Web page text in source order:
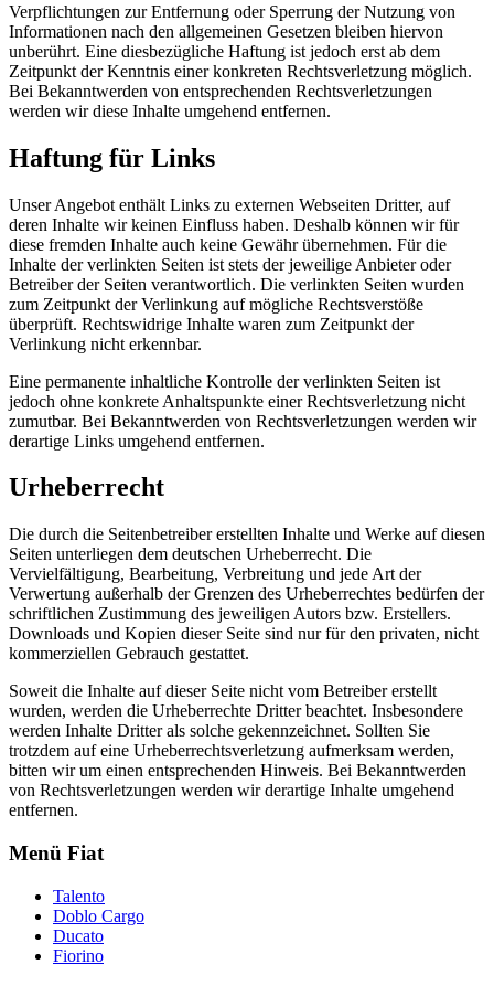
Verpflichtungen zur Entfernung oder Sperrung der Nutzung von
Informationen nach den allgemeinen Gesetzen bleiben hiervon
unberührt. Eine diesbezügliche Haftung ist jedoch erst ab dem
Zeitpunkt der Kenntnis einer konkreten Rechtsverletzung möglich.
Bei Bekanntwerden von entsprechenden Rechtsverletzungen
werden wir diese Inhalte umgehend entfernen.
Haftung für Links
Unser Angebot enthält Links zu externen Webseiten Dritter, auf
deren Inhalte wir keinen Einfluss haben. Deshalb können wir für
diese fremden Inhalte auch keine Gewähr übernehmen. Für die
Inhalte der verlinkten Seiten ist stets der jeweilige Anbieter oder
Betreiber der Seiten verantwortlich. Die verlinkten Seiten wurden
zum Zeitpunkt der Verlinkung auf mögliche Rechtsverstöße
überprüft. Rechtswidrige Inhalte waren zum Zeitpunkt der
Verlinkung nicht erkennbar.
Eine permanente inhaltliche Kontrolle der verlinkten Seiten ist
jedoch ohne konkrete Anhaltspunkte einer Rechtsverletzung nicht
zumutbar. Bei Bekanntwerden von Rechtsverletzungen werden wir
derartige Links umgehend entfernen.
Urheberrecht
Die durch die Seitenbetreiber erstellten Inhalte und Werke auf diesen
Seiten unterliegen dem deutschen Urheberrecht. Die
Vervielfältigung, Bearbeitung, Verbreitung und jede Art der
Verwertung außerhalb der Grenzen des Urheberrechtes bedürfen der
schriftlichen Zustimmung des jeweiligen Autors bzw. Erstellers.
Downloads und Kopien dieser Seite sind nur für den privaten, nicht
kommerziellen Gebrauch gestattet.
Soweit die Inhalte auf dieser Seite nicht vom Betreiber erstellt
wurden, werden die Urheberrechte Dritter beachtet. Insbesondere
werden Inhalte Dritter als solche gekennzeichnet. Sollten Sie
trotzdem auf eine Urheberrechtsverletzung aufmerksam werden,
bitten wir um einen entsprechenden Hinweis. Bei Bekanntwerden
von Rechtsverletzungen werden wir derartige Inhalte umgehend
entfernen.
Menü Fiat
Talento
Doblo Cargo
Ducato
Fiorino